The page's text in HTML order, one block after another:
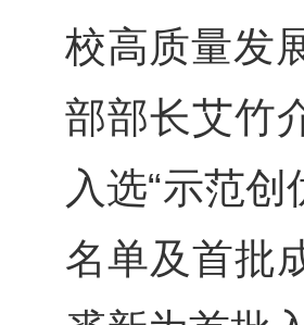
校高质量发
部部长艾竹
入选“示范
名单及首批